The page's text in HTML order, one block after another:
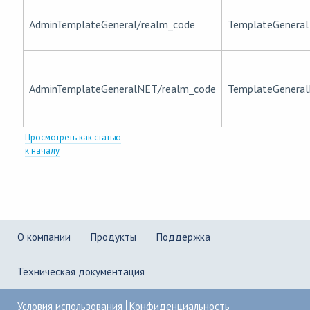
AdminTemplateGeneral/realm_code TemplateGeneral
AdminTemplateGeneralNET/realm_code
Просмотреть как статью
к началу
О компании Продукты Поддержка
Техническая документация
Условия использования Конфиденциальность